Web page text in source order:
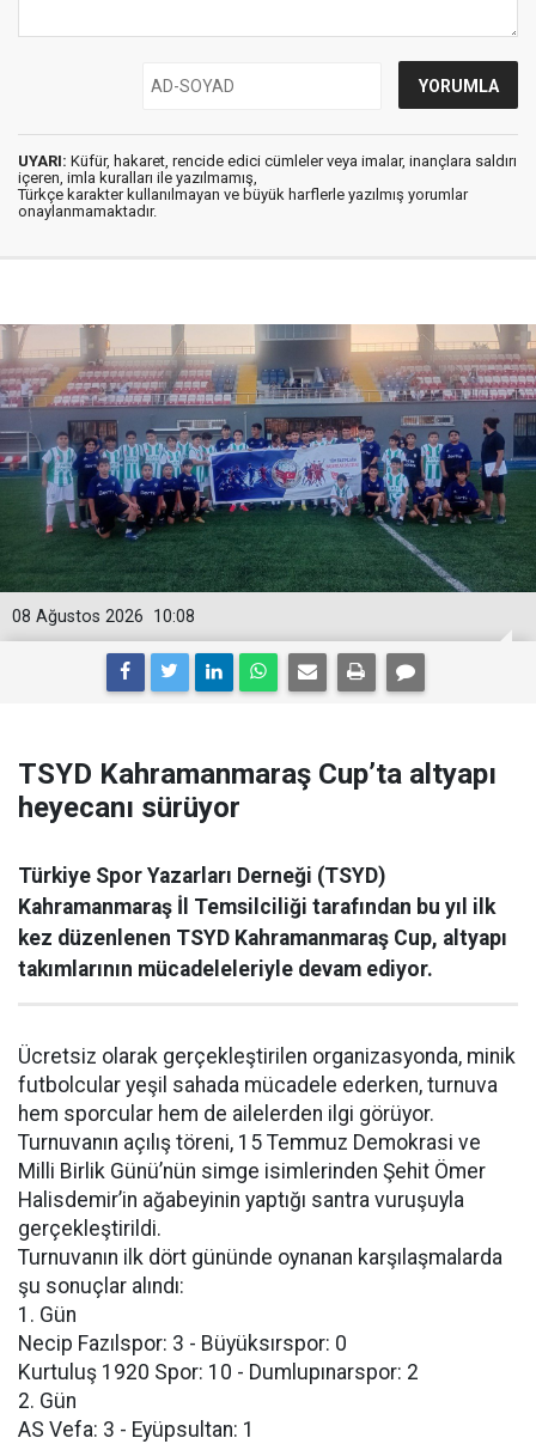
UYARI: Küfür, hakaret, rencide edici cümleler veya imalar, inançlara saldırı
içeren, imla kuralları ile yazılmamış,
Türkçe karakter kullanılmayan ve büyük harflerle yazılmış yorumlar
onaylanmamaktadır.
10:08
08 Ağustos 2026
TSYD Kahramanmaraş Cup’ta altyapı
heyecanı sürüyor
Türkiye Spor Yazarları Derneği (TSYD)
Kahramanmaraş İl Temsilciliği tarafından bu yıl ilk
kez düzenlenen TSYD Kahramanmaraş Cup, altyapı
takımlarının mücadeleleriyle devam ediyor.
Ücretsiz olarak gerçekleştirilen organizasyonda, minik
futbolcular yeşil sahada mücadele ederken, turnuva
hem sporcular hem de ailelerden ilgi görüyor.
Turnuvanın açılış töreni, 15 Temmuz Demokrasi ve
Milli Birlik Günü’nün simge isimlerinden Şehit Ömer
Halisdemir’in ağabeyinin yaptığı santra vuruşuyla
gerçekleştirildi.
Turnuvanın ilk dört gününde oynanan karşılaşmalarda
şu sonuçlar alındı:
1. Gün
Necip Fazılspor: 3 - Büyüksırspor: 0
Kurtuluş 1920 Spor: 10 - Dumlupınarspor: 2
2. Gün
AS Vefa: 3 - Eyüpsultan: 1